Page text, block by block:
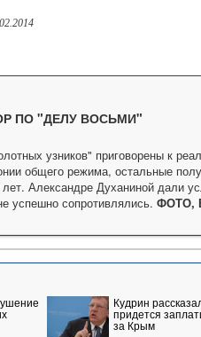
ПО "ДЕЛУ ВОСЬМИ"
узников" приговорены к
общего режима, остальные
лет. Александре Духаниной дали
успешно сопротивлялись. ФОТО,
Кудрин
придется
за Крым